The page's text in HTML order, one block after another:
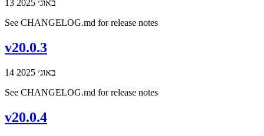
13 באוג׳ 2025
See CHANGELOG.md for release notes
v20.0.3
14 באוג׳ 2025
See CHANGELOG.md for release notes
v20.0.4